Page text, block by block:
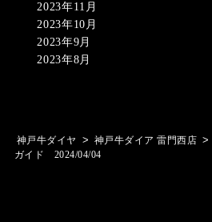
2023年11月
2023年10月
2023年9月
2023年8月
神戸牛ダイヤ > 神戸牛ダイア 雷門西店 >
ガイド 2024/04/04